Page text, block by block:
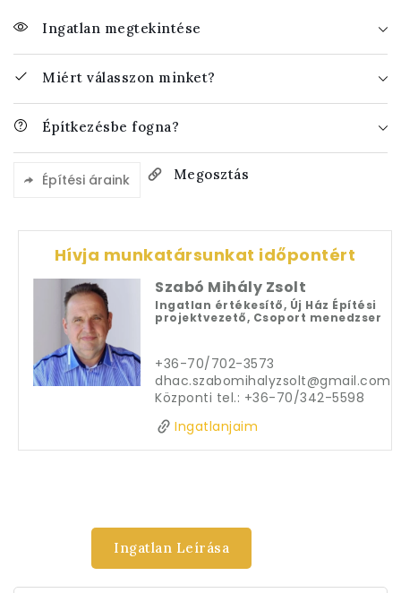
Ingatlan megtekintése
Miért válasszon minket?
Építkezésbe fogna?
Építési áraink Megosztás
Hívja munkatársunkat időpontért
Szabó Mihály Zsolt
Ingatlan értékesítő, Új Ház Építési
projektvezető, Csoport menedzser
+36-70/702-3573
dhac.szabomihalyzsolt@gmail.com
Központi tel.: +36-70/342-5598
Ingatlanjaim
Ingatlan Leírása